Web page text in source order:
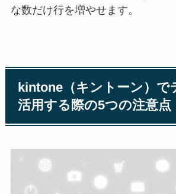
な数だけ行を増やせます。
kintone（キントーン）で
活用する際の5つの注意点